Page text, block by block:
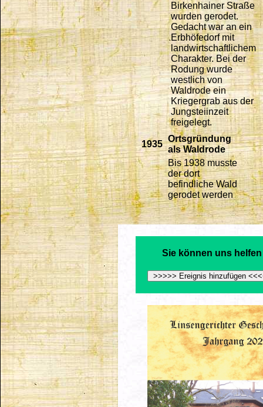
Birkenhainer Straße
wurden gerodet.
Gedacht war an ein
Erbhöfedorf mit
landwirtschaftlichem
Charakter. Bei der
Rodung wurde
westlich von
Waldrode ein
Kriegergrab aus der
Jungsteiinzeit
freigelegt.
1935
Ortsgründung
als Waldrode
Bis 1938 musste
der dort
befindliche Wald
gerodet werden
Sie können uns